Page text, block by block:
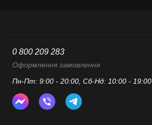
0 800 209 283
Оформлення замовлення
Пн-Пт: 9:00 - 20:00, Сб-Нд: 10:00 - 19:00